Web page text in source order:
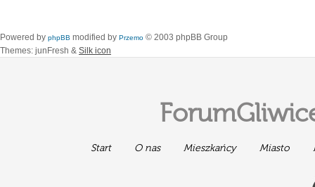
Powered by phpBB modified by Przemo © 2003 phpBB Group
Themes: junFresh & Silk icon
Start O nas Mieszkańcy Miasto